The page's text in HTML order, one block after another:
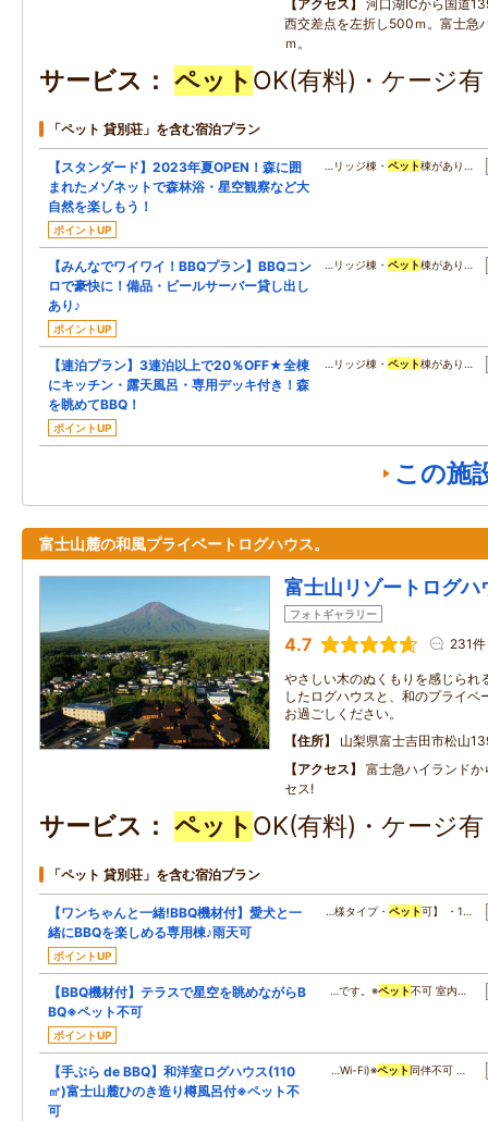
アクセス
河口湖ICから国道
西交差点を左折し500ｍ。富士急
ｍ。
サービス ペット OK(有料)・ケージ
「ペット 貸別荘」を含む宿泊プラン
【スタンダード】2023年夏OPEN！森に囲
まれたメゾネットで森林浴・星空観察など大
自然を楽しもう！
ポイントUP
…リッジ棟・ ペット棟があり…
【みんなでワイワイ！BBQプラン】BBQコン
ロで豪快に！備品・ビールサーバー貸し出し
あり♪
ポイントUP
…リッジ棟・ ペット棟があり…
【連泊プラン】3連泊以上で20％OFF★全棟
にキッチン・露天風呂・専用デッキ付き！森
を眺めてBBQ！
ポイントUP
…リッジ棟・ ペット棟があり…
この施
富士山麓の和風プライベートログハウス。
富士山リゾートログ
フォトギャラリー
4.7 231件
やさしい木のぬくもりを感じられ
したログハウスと、和のプライベ
お過ごしください。
住所
山梨県富士吉田市松山
アクセス
富士急ハイランド
セス!
サービス ペット OK(有料)・ケージ
「ペット 貸別荘」を含む宿泊プラン
【ワンちゃんと一緒!BBQ機材付】愛犬と一
緒にBBQを楽しめる専用棟♪雨天可
ポイントUP
…様タイプ・ ペット可】 ・1…
【BBQ機材付】テラスで星空を眺めながらB
BQ※ペット不可
ポイントUP
…です。※ペット不可 室内…
【手ぶら de BBQ】和洋室ログハウス(110
㎡)富士山麓ひのき造り樽風呂付※ペット不
可
…Wi-Fi)※ペット 同伴不可 …